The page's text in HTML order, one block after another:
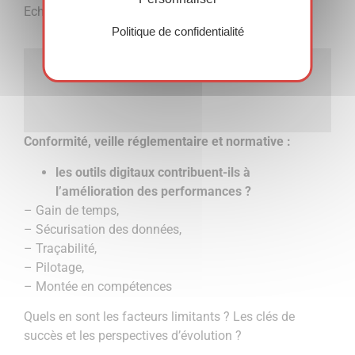
Echanges et retours d’expériences.
Conformité, veille réglementaire et normative :
les outils digitaux contribuent-ils à
l’amélioration des performances ?
– Gain de temps,
– Sécurisation des données,
– Traçabilité,
– Pilotage,
– Montée en compétences
Quels en sont les facteurs limitants ? Les clés de
succès et les perspectives d’évolution ?
Politique de confidentialité